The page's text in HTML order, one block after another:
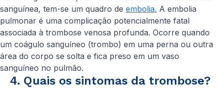
sanguínea, tem-se um quadro de embolia. A embolia
pulmonar é uma complicação potencialmente fatal
associada à trombose venosa profunda. Ocorre quando
um coágulo sanguíneo (trombo) em uma perna ou outra
área do corpo se solta e fica preso em um vaso
sanguíneo no pulmão.
4. Quais os sintomas da trombose?